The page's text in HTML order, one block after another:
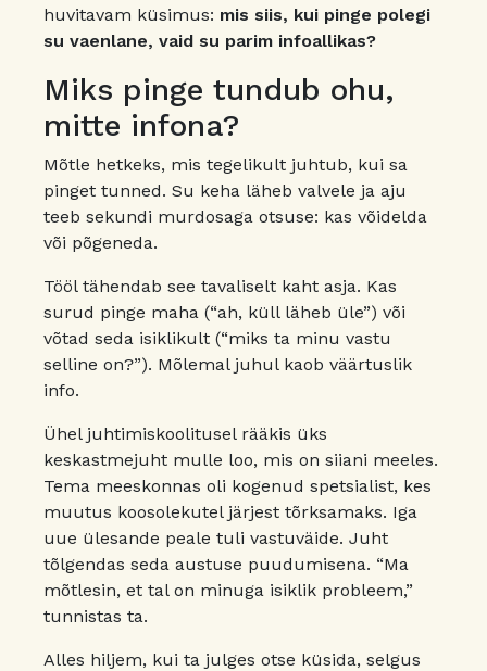
huvitavam küsimus: mis siis, kui pinge polegi
su vaenlane, vaid su parim infoallikas?
Miks pinge tundub ohu,
mitte infona?
Mõtle hetkeks, mis tegelikult juhtub, kui sa
pinget tunned. Su keha läheb valvele ja aju
teeb sekundi murdosaga otsuse: kas võidelda
või põgeneda.
Tööl tähendab see tavaliselt kaht asja. Kas
surud pinge maha (“ah, küll läheb üle”) või
võtad seda isiklikult (“miks ta minu vastu
selline on?”). Mõlemal juhul kaob väärtuslik
info.
Ühel juhtimiskoolitusel rääkis üks
keskastmejuht mulle loo, mis on siiani meeles.
Tema meeskonnas oli kogenud spetsialist, kes
muutus koosolekutel järjest tõrksamaks. Iga
uue ülesande peale tuli vastuväide. Juht
tõlgendas seda austuse puudumisena. “Ma
mõtlesin, et tal on minuga isiklik probleem,”
tunnistas ta.
Alles hiljem, kui ta julges otse küsida, selgus